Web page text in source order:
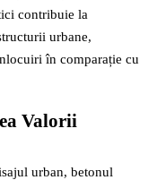
contribuie la
urbane,
în comparație cu
Valorii
urban, betonul